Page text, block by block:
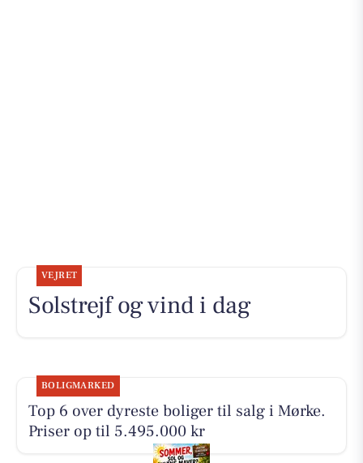
VEJRET
Solstrejf og vind i dag
BOLIGMARKED
Top 6 over dyreste boliger til salg i Mørke.
Priser op til 5.495.000 kr